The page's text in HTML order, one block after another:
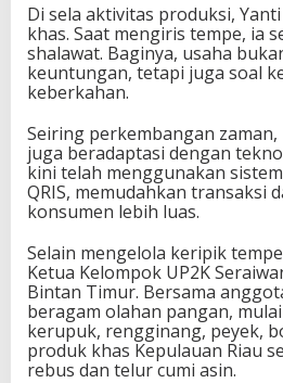
Di sela aktivitas produksi,
khas. Saat mengiris tempe, ia
shalawat. Baginya, usaha
keuntungan, tetapi juga soal
keberkahan.
Seiring perkembangan
juga beradaptasi dengan
kini telah menggunakan
QRIS, memudahkan transaksi
konsumen lebih luas.
Selain mengelola keripik
Ketua Kelompok UP2K
Bintan Timur. Bersama
beragam olahan pangan,
kerupuk, rengginang, peyek,
produk khas Kepulauan Riau
rebus dan telur cumi asin.